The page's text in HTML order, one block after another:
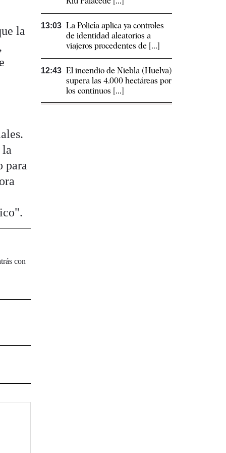
la
para
con
13:03 La Policía aplica ya controles
de identidad aleatorios a
viajeros procedentes de [...]
12:43 El incendio de Niebla (Huelva)
supera las 4.000 hectáreas por
los continuos [...]